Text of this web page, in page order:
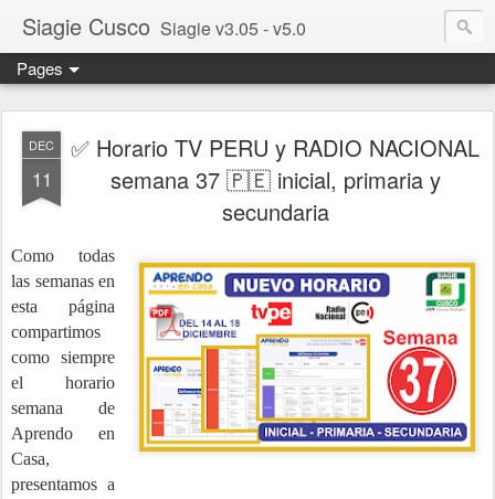
Siagie Cusco Siagie v3.05 - v5.0
Pages
DEC
11
✅ Horario TV PERU y RADIO NACIONAL
semana 37 🇵🇪 inicial, primaria y
secundaria
Como todas
las semanas en
esta página
compartimos
como siempre
el horario
semana de
Aprendo en
Casa,
presentamos a